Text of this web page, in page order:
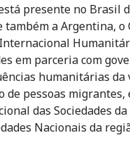
presente no Brasil
também a Argentina, o
em parceria com
humanitárias da
de pessoas migrantes,
das Sociedades
Nacionais da